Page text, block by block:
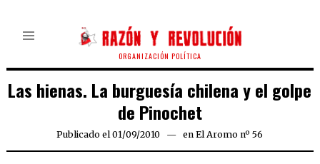
ORGANIZACIÓN POLÍTICA
Las hienas. La burguesía chilena y el golpe
de Pinochet
Publicado el 01/09/2010 08/08/2020
en El Aromo nº 56